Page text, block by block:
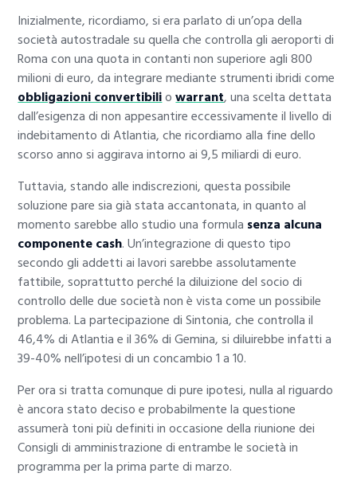
Inizialmente, ricordiamo, si era parlato di un’opa della
società autostradale su quella che controlla gli aeroporti di
Roma con una quota in contanti non superiore agli 800
milioni di euro, da integrare mediante strumenti ibridi come
obbligazioni convertibiliowarrant, una scelta dettata
dall’esigenza di non appesantire eccessivamente il livello di
indebitamento di Atlantia, che ricordiamo alla fine dello
scorso anno si aggirava intorno ai 9,5 miliardi di euro.
Tuttavia, stando alle indiscrezioni, questa possibile
soluzione pare sia già stata accantonata, in quanto al
momento sarebbe allo studio una formula senza alcuna
componente cash. Un’integrazione di questo tipo
secondo gli addetti ai lavori sarebbe assolutamente
fattibile, soprattutto perché la diluizione del socio di
controllo delle due società non è vista come un possibile
problema. La partecipazione di Sintonia, che controlla il
46,4% di Atlantia e il 36% di Gemina, si diluirebbe infatti a
39-40% nell’ipotesi di un concambio 1 a 10.
Per ora si tratta comunque di pure ipotesi, nulla al riguardo
è ancora stato deciso e probabilmente la questione
assumerà toni più definiti in occasione della riunione dei
Consigli di amministrazione di entrambe le società in
programma per la prima parte di marzo.